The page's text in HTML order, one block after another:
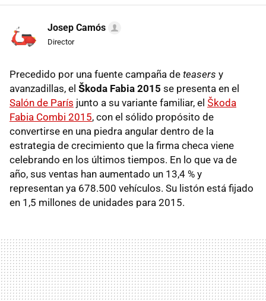
Josep Camós
Director
Precedido por una fuente campaña de teasers y
avanzadillas, el Škoda Fabia 2015 se presenta en el
Salón de París junto a su variante familiar, el Škoda
Fabia Combi 2015, con el sólido propósito de
convertirse en una piedra angular dentro de la
estrategia de crecimiento que la firma checa viene
celebrando en los últimos tiempos. En lo que va de
año, sus ventas han aumentado un 13,4 % y
representan ya 678.500 vehículos. Su listón está fijado
en 1,5 millones de unidades para 2015.